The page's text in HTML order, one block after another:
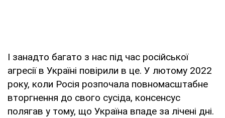
І занадто багато з нас під час російської
агресії в Україні повірили в це. У лютому 2022
року, коли Росія розпочала повномасштабне
вторгнення до свого сусіда, консенсус
полягав у тому, що Україна впаде за лічені дні.